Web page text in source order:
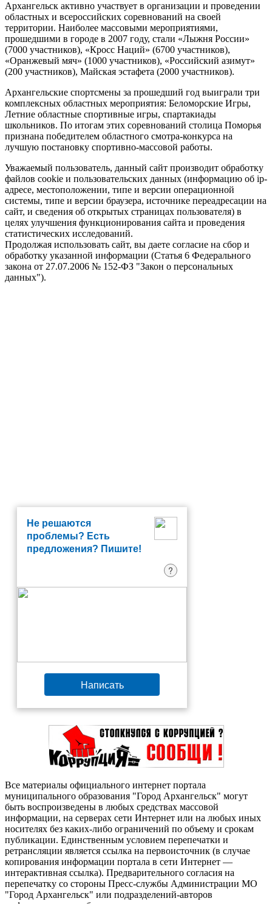
Архангельск активно участвует в организации и проведении
областных и всероссийских соревнований на своей
территории. Наиболее массовыми мероприятиями,
прошедшими в городе в 2007 году, стали «Лыжня России»
(7000 участников), «Кросс Наций» (6700 участников),
«Оранжевый мяч» (1000 участников), «Российский азимут»
(200 участников), Майская эстафета (2000 участников).
Архангельские спортсмены за прошедший год выиграли три
комплексных областных мероприятия: Беломорские Игры,
Летние областные спортивные игры, спартакиады
школьников. По итогам этих соревнований столица Поморья
признана победителем областного смотра-конкурса на
лучшую постановку спортивно-массовой работы.
Уважаемый пользователь, данный сайт производит обработку
файлов cookie и пользовательских данных (информацию об ip-
адресе, местоположении, типе и версии операционной
системы, типе и версии браузера, источнике переадресации на
сайт, и сведения об открытых страницах пользователя) в
целях улучшения функционирования сайта и проведения
статистических исследований.
Продолжая использовать сайт, вы даете согласие на сбор и
обработку указанной информации (Статья 6 Федерального
закона от 27.07.2006 № 152-ФЗ "Закон о персональных
данных").
Не решаются
проблемы? Есть
предложения? Пишите!
?
Написать
Все материалы официального интернет портала
муниципального образования "Город Архангельск" могут
быть воспроизведены в любых средствах массовой
информации, на серверах сети Интернет или на любых иных
носителях без каких-либо ограничений по объему и срокам
публикации. Единственным условием перепечатки и
ретрансляции является ссылка на первоисточник (в случае
копирования информации портала в сети Интернет —
интерактивная ссылка). Предварительного согласия на
перепечатку со стороны Пресс-службы Администрации МО
"Город Архангельск" или подразделений-авторов